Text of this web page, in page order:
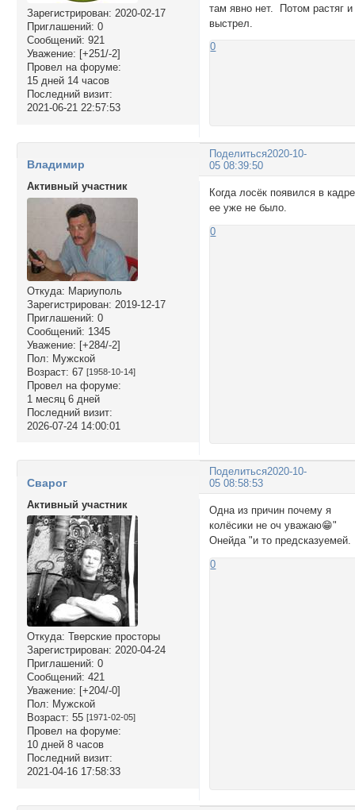
Зарегистрирован: 2020-02-17
Приглашений: 0
Сообщений: 921
Уважение: [+251/-2]
Провел на форуме:
15 дней 14 часов
Последний визит:
2021-06-21 22:57:53
там явно нет. Потом растяг и
выстрел.
0
Поделиться2020-10-
05 08:39:50
Владимир
Активный участник
Откуда: Мариуполь
Зарегистрирован: 2019-12-17
Приглашений: 0
Сообщений: 1345
Уважение: [+284/-2]
Пол: Мужской
Возраст: 67 [1958-10-14]
Провел на форуме:
1 месяц 6 дней
Последний визит:
2026-07-24 14:00:01
Когда лосёк появился в
ее уже не было.
0
Поделиться2020-10-
05 08:58:53
Сварог
Активный участник
Откуда: Тверские просторы
Зарегистрирован: 2020-04-24
Приглашений: 0
Сообщений: 421
Уважение: [+204/-0]
Пол: Мужской
Возраст: 55 [1971-02-05]
Провел на форуме:
10 дней 8 часов
Последний визит:
2021-04-16 17:58:33
Одна из причин почему я
колёсики не оч уважаю😁"
Онейда "и то предсказуемей.
0